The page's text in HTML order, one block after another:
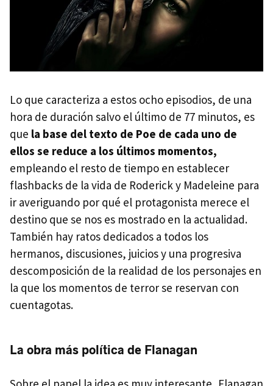
Lo que caracteriza a estos ocho episodios, de una
hora de duración salvo el último de 77 minutos, es
que la base del texto de Poe de cada uno de
ellos se reduce a los últimos momentos,
empleando el resto de tiempo en establecer
flashbacks de la vida de Roderick y Madeleine para
ir averiguando por qué el protagonista merece el
destino que se nos es mostrado en la actualidad.
También hay ratos dedicados a todos los
hermanos, discusiones, juicios y una progresiva
descomposición de la realidad de los personajes en
la que los momentos de terror se reservan con
cuentagotas.
La obra más política de Flanagan